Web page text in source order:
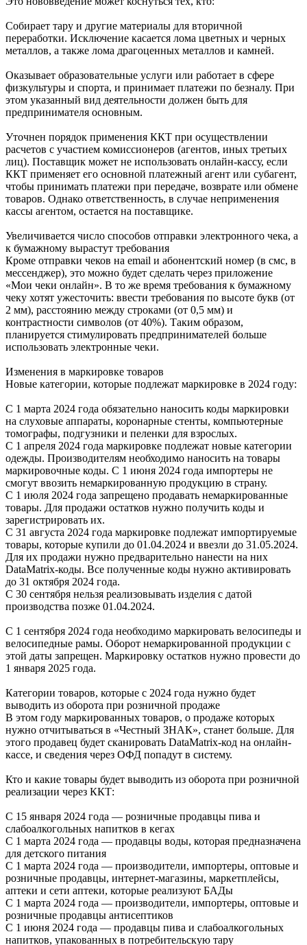
Собирает тару и другие материалы для вторичной
переработки. Исключение касается лома цветных и черных
металлов, а также лома драгоценных металлов и камней.
Оказывает образовательные услуги или работает в сфере
физкультуры и спорта, и принимает платежи по безналу. При
этом указанный вид деятельности должен быть для
предпринимателя основным.
Уточнен порядок применения ККТ при осуществлении
расчетов с участием комиссионеров (агентов, иных третьих
лиц). Поставщик может не использовать онлайн-кассу, если
ККТ применяет его основной платежный агент или субагент,
чтобы принимать платежи при передаче, возврате или обмене
товаров. Однако ответственность, в случае неприменения
кассы агентом, остается на поставщике.
Увеличивается число способов отправки электронного чека, а
к бумажному вырастут требования
Кроме отправки чеков на email и абонентский номер (в смс, в
мессенджер), это можно будет сделать через приложение
«Мои чеки онлайн». В то же время требования к бумажному
чеку хотят ужесточить: ввести требования по высоте букв (от
2 мм), расстоянию между строками (от 0,5 мм) и
контрастности символов (от 40%). Таким образом,
планируется стимулировать предпринимателей больше
использовать электронные чеки.
Изменения в маркировке товаров
Новые категории, которые подлежат маркировке в 2024 году:
С 1 марта 2024 года обязательно наносить коды маркировки
на слуховые аппараты, коронарные стенты, компьютерные
томографы, подгузники и пеленки для взрослых.
С 1 апреля 2024 года маркировке подлежат новые категории
одежды. Производителям необходимо наносить на товары
маркировочные коды. С 1 июня 2024 года импортеры не
смогут ввозить немаркированную продукцию в страну.
С 1 июля 2024 года запрещено продавать немаркированные
товары. Для продажи остатков нужно получить коды и
зарегистрировать их.
С 31 августа 2024 года маркировке подлежат импортируемые
товары, которые купили до 01.04.2024 и ввезли до 31.05.2024.
Для их продажи нужно предварительно нанести на них
DataMatrix-коды. Все полученные коды нужно активировать
до 31 октября 2024 года.
С 30 сентября нельзя реализовывать изделия с датой
производства позже 01.04.2024.
С 1 сентября 2024 года необходимо маркировать велосипеды и
велосипедные рамы. Оборот немаркированной продукции с
этой даты запрещен. Маркировку остатков нужно провести до
1 января 2025 года.
Категории товаров, которые с 2024 года нужно будет
выводить из оборота при розничной продаже
В этом году маркированных товаров, о продаже которых
нужно отчитываться в «Честный ЗНАК», станет больше. Для
этого продавец будет сканировать DataMatrix-код на онлайн-
кассе, и сведения через ОФД попадут в систему.
Кто и какие товары будет выводить из оборота при розничной
реализации через ККТ:
С 15 января 2024 года — розничные продавцы пива и
слабоалкогольных напитков в кегах
С 1 марта 2024 года — продавцы воды, которая предназначена
для детского питания
С 1 марта 2024 года — производители, импортеры, оптовые и
розничные продавцы, интернет-магазины, маркетплейсы,
аптеки и сети аптеки, которые реализуют БАДы
С 1 марта 2024 года — производители, импортеры, оптовые и
розничные продавцы антисептиков
С 1 июня 2024 года — продавцы пива и слабоалкогольных
напитков, упакованных в потребительскую тару